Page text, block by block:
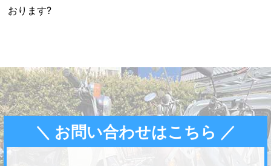
おります?
＼ お問い合わせはこちら ／